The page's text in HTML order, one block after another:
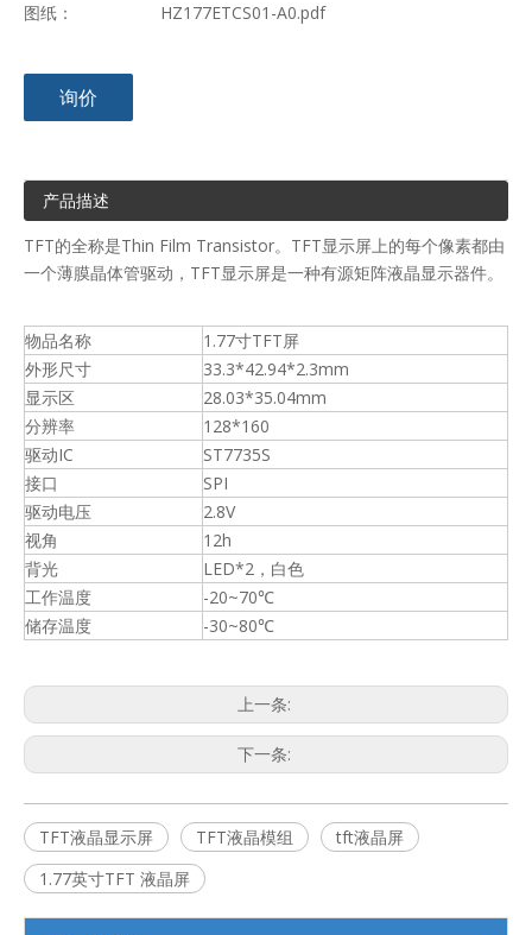
图纸：
HZ177ETCS01-A0.pdf
询价
产品描述
TFT的全称是Thin Film Transistor。TFT显示屏上的每个像素都由
一个薄膜晶体管驱动，TFT显示屏是一种有源矩阵液晶显示器件。
物品名称
1.77寸TFT屏
外形尺寸
33.3*42.94*2.3mm
显示区
28.03*35.04mm
分辨率
128*160
驱动IC
ST7735S
接口
SPI
驱动电压
2.8V
视角
12h
背光
LED*2，白色
工作温度
-20~70℃
储存温度
-30~80℃
上一条:
下一条:
TFT液晶显示屏 TFT液晶模组
tft液晶屏
1.77英寸TFT 液晶屏